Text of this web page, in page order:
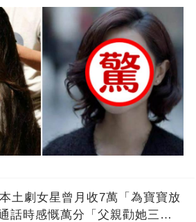
土劇女星曾月收7萬「為寶寶放
話時感慨萬分「父親勸她三